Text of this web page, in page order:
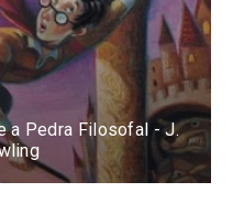
a Pedra Filosofal - J.